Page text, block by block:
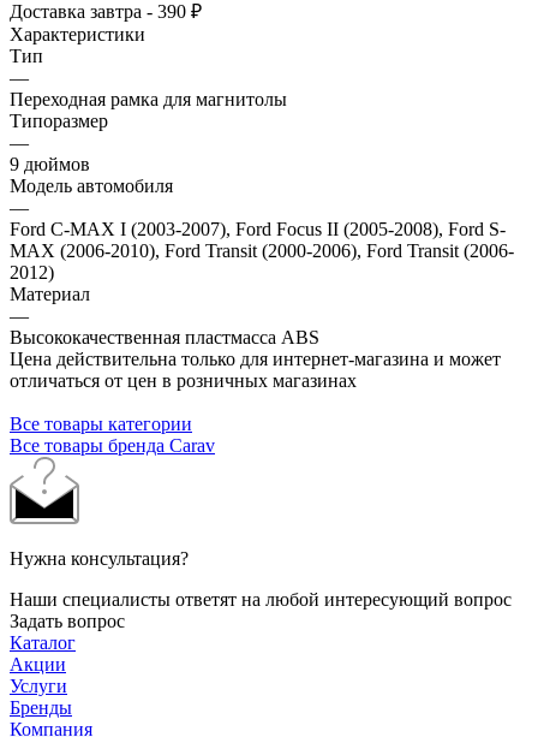
Доставка завтра - 390 ₽
Характеристики
Тип
—
Переходная рамка для магнитолы
Типоразмер
—
9 дюймов
Модель автомобиля
—
Ford C-MAX I (2003-2007), Ford Focus II (2005-2008), Ford S-
MAX (2006-2010), Ford Transit (2000-2006), Ford Transit (2006-
2012)
Материал
—
Высококачественная пластмасса ABS
Цена действительна только для интернет-магазина и может
отличаться от цен в розничных магазинах
Все товары категории
Все товары бренда Carav
Нужна консультация?
Наши специалисты ответят на любой интересующий вопрос
Задать вопрос
Каталог
Акции
Услуги
Бренды
Компания